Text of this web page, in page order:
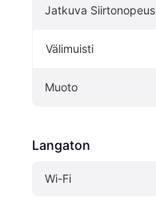
Jatkuva Siirtonopeus
Välimuisti
Muoto
Langaton
Wi-Fi